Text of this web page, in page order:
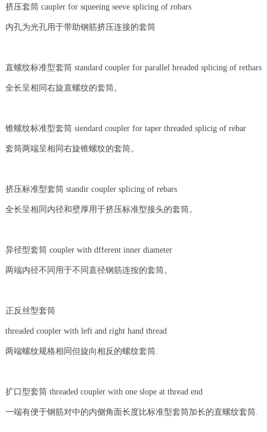
挤压套筒 caupler for squeeing seeve splicing of robars
内孔为光孔用于带助钢筋挤压连接的套筒
直螺纹标准型套筒 standard coupler for parallel hreaded splicing of rethars
全长呈相同右旋直螺纹的套筒。
锥螺纹标准型套筒 siendard coupler for taper threaded splicig of rebar
套筒两端呈相同右旋锥螺纹的套筒。
挤压标准型套筒 standir coupler splicing of rebars
全长呈相同内径和壁厚用于挤压标准型接头的套筒。
异径型套筒 coupler with dfferent inner diameter
两端内径不同用于不同直径钢筋连按的套筒。
正反丝型套筒
threaded coupler with left and right hand thread
两端螺纹规格相同但旋向相反的螺纹套筒.
扩口型套筒 threaded coupler with one slope at thread end
一端有便于钢筋对中的内侧角面长度比标准型套筒加长的直螺纹套筒.